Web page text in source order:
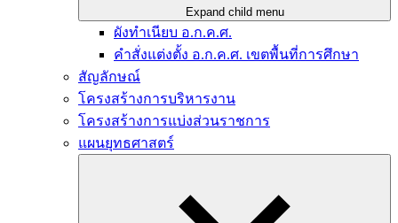
Expand child menu
ผังทำเนียบ อ.ก.ค.ศ.
คำสั่งแต่งตั้ง อ.ก.ค.ศ. เขตพื้นที่การศึกษา
สัญลักษณ์
โครงสร้างการบริหารงาน
โครงสร้างการแบ่งส่วนราชการ
แผนยุทธศาสตร์